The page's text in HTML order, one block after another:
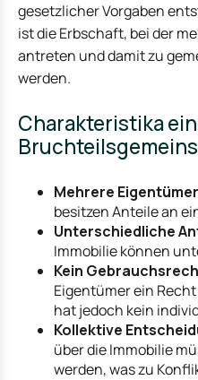
gesetzlicher Vorgaben
ist die Erbschaft, bei der
antreten und damit zu
werden.
Charakteristika
Mehrere
besitzen Anteile an
Unterschiedliche
Immobilie können
Kein
Eigentümer ein
hat jedoch kein
Kollektive
über die Immobilie
werden, was zu